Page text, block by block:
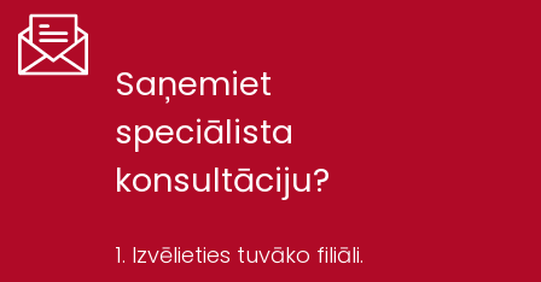
Saņemiet
speciālista
konsultāciju?
Izvēlieties tuvāko filiāli.